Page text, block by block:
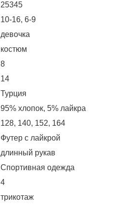
25345
10-16, 6-9
девочка
костюм
8
14
Турция
95% хлопок, 5% лайкра
128 140 152 164
Футер с лайкрой
длинный рукав
Спортивная одежда
4
трикотаж